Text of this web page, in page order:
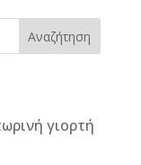
Αναζήτηση
γιορτή